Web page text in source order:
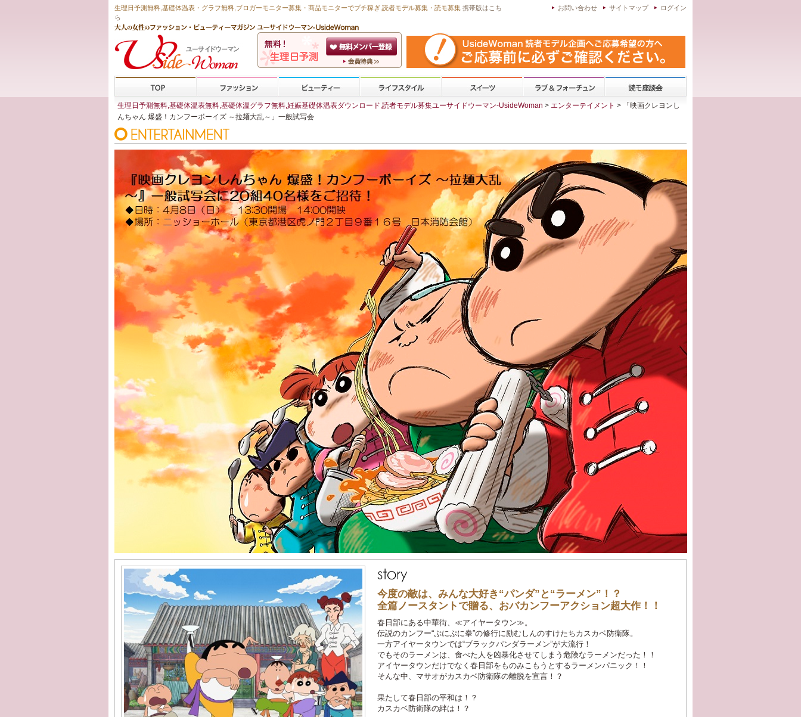
生理日予測無料 基礎体温表・グラフ無料 ,ブロガーモニター募集・商品モニターでプチ稼ぎ ,読者モデル募集・ 読モ募集 携帯版はこち
ら
ログイン
サイトマップ
お問い合わせ
生理日予測無料,基礎体温表無料,基礎体温グラフ無料,妊娠基礎体温表ダウンロード,読者モデル募集ユーサイドウーマン-UsideWoman > エンターテイメント > 「映画クレヨンし
んちゃん 爆盛！カンフーボーイズ ～拉麺大乱～」一般試写会
今度の敵は、みんな大好き“パンダ”と“ラーメン”！？
全篇ノースタントで贈る、おバカンフーアクション超大作！！
春日部にある中華街、≪アイヤータウン≫。
伝説のカンフー“ぷにぷに拳”の修行に励むしんのすけたちカスカベ防衛隊。
一方アイヤータウンでは“ブラックパンダラーメン”が大流行！
でもそのラーメンは、食べた人を凶暴化させてしまう危険なラーメンだった！！
アイヤータウンだけでなく春日部をものみこもうとするラーメンパニック！！
そんな中、マサオがカスカベ防衛隊の離脱を宣言！？
果たして春日部の平和は！？
カスカベ防衛隊の絆は！？